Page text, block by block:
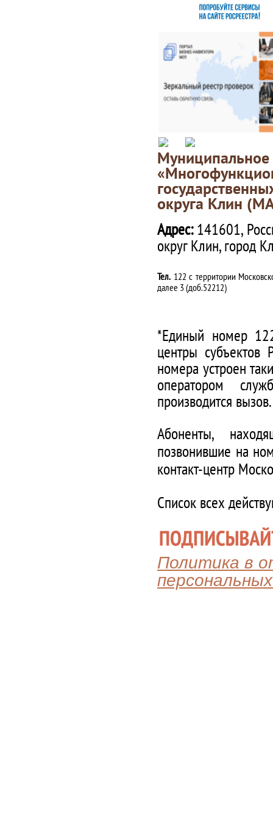
округа Клин
Адрес:141601,
округ Клин, город
Тел. 122 с территории
далее 3 (доб.52212)
*Единый номер
центры субъектов
номера устроен
оператором
производится вызов.
Абоненты,
позвонившие на
контакт-центр
Список всех
Политика в